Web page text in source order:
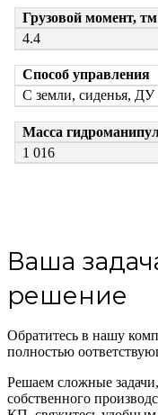
Грузовой момент, тм
4.4
Способ управления
С земли, сиденья, ДУ
Масса
1 016
Ваша
решение
Обратитесь в нашу
полностью
Решаем сложные
собственного